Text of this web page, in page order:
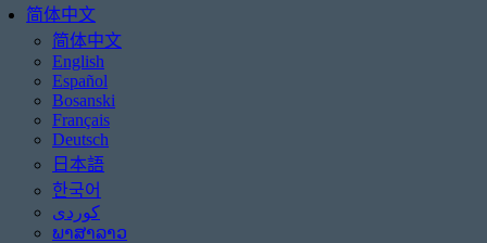
简体中文
简体中文
English
Español
Bosanski
Français
Deutsch
日本語
한국어
ພາສາລາວ
Be aware of scams: WHRC does not make unsolicited phone calls and will